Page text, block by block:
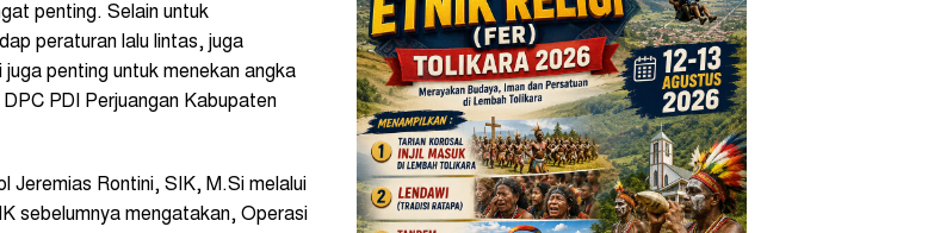
penting. Selain untuk
peraturan lalu lintas, juga
penting untuk menekan angka
PDI Perjuangan Kabupaten
Jeremias Rontini, SIK, M.Si melalui
sebelumnya mengatakan, Operasi